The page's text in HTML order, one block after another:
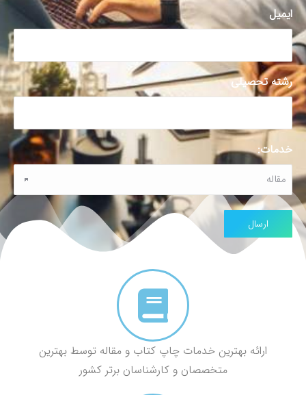
ایمیل
رشته تحصیلی
خدمات:
ارائه بهترین خدمات چاپ کتاب و مقاله توسط بهترین
متخصصان و کارشناسان برتر کشور